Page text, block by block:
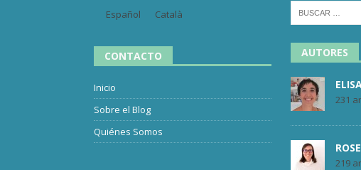
Español Català
CONTACTO
Inicio
Sobre el Blog
Quiénes Somos
AUTORES
231
219